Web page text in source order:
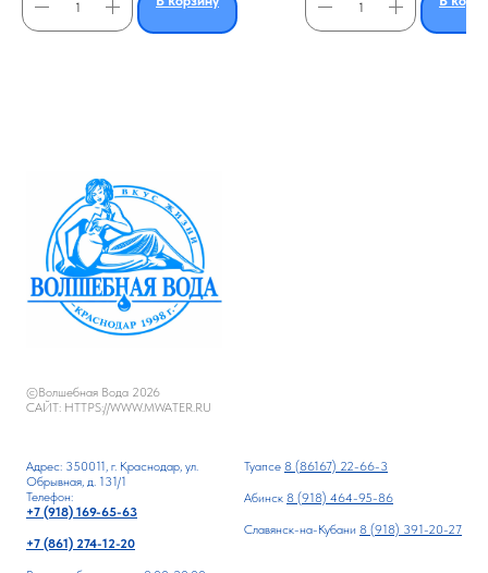
©Волшебная Вода 2026
САЙТ: HTTPS://WWW.MWATER.RU
Адрес: 350011, г. Краснодар, ул.
Обрывная, д. 131/1
Телефон:
+7 (918) 169-65-63
+7 (861) 274-12-20
Туапсе 8 (86167) 22-66-3
Абинск 8 (918) 464-95-86
Славянск-на-Кубани 8 (918) 391-20-27